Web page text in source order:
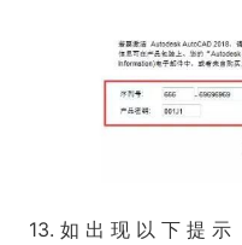
13. 如 出 现 以 下 提 示